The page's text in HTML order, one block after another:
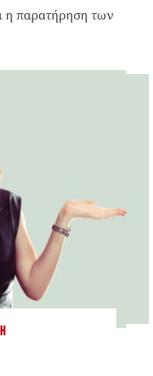
η παρατήρηση των